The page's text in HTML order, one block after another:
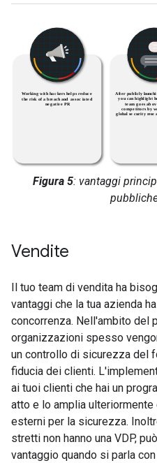
Figura 5: vantaggi
Vendite
Il tuo team di vendita ha
vantaggi che la tua azienda
concorrenza. Nell'ambito del
organizzazioni spesso
un controllo di sicurezza del
fiducia dei clienti.
ai tuoi clienti che hai un
atto e lo amplia
esterni per la sicurezza.
stretti non hanno una VDP,
vantaggio quando si parla